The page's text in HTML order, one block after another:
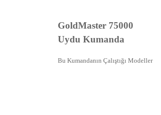
GoldMaster 75000
Uydu Kumanda
Bu Kumandanın Çalıştığı Modeller